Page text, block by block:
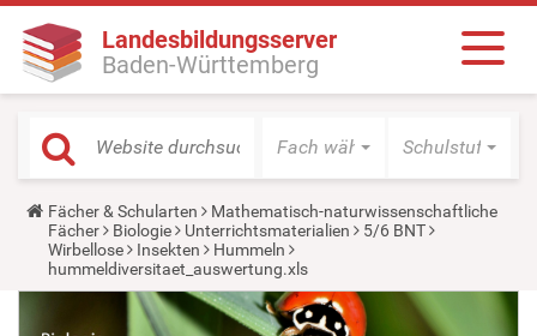
Landesbildungsserver
Baden-Württemberg
Fach wählen Schulstufe
Y
o
u
a
r
Fächer & Schularten
Mathematisch-naturwissenschaftliche
Fächer
Biologie Unterrichtsmaterialien
5/6 BNT
Wirbellose
Insekten
Hummeln
hummeldiversitaet_auswertung.xls